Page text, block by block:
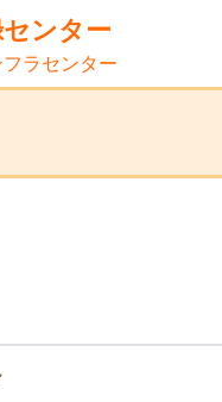
ンター
ラセンター